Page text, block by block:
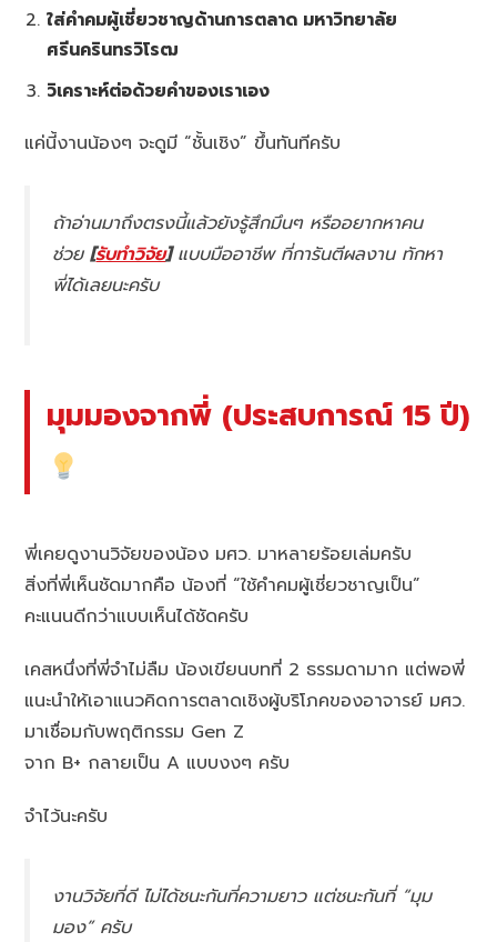
ใส่คำคมผู้เชี่ยวชาญด้านการตลาด มหาวิทยาลัย
ศรีนครินทรวิโรฒ
วิเคราะห์ต่อด้วยคำของเราเอง
แค่นี้งานน้องๆ จะดูมี “ชั้นเชิง” ขึ้นทันทีครับ
ถ้าอ่านมาถึงตรงนี้แล้วยังรู้สึกมึนๆ หรืออยากหาคน
ช่วย[รับทำวิจัย]แบบมืออาชีพ ที่การันตีผลงาน ทักหา
พี่ได้เลยนะครับ
มุมมองจากพี่ (ประสบการณ์ 15 ปี)
พี่เคยดูงานวิจัยของน้อง มศว. มาหลายร้อยเล่มครับ
สิ่งที่พี่เห็นชัดมากคือ น้องที่ “ใช้คำคมผู้เชี่ยวชาญเป็น”
คะแนนดีกว่าแบบเห็นได้ชัดครับ
เคสหนึ่งที่พี่จำไม่ลืม น้องเขียนบทที่ 2 ธรรมดามาก แต่พอพี่
แนะนำให้เอาแนวคิดการตลาดเชิงผู้บริโภคของอาจารย์ มศว.
มาเชื่อมกับพฤติกรรม Gen Z
จาก B+ กลายเป็น A แบบงงๆ ครับ
จำไว้นะครับ
งานวิจัยที่ดี ไม่ได้ชนะกันที่ความยาว แต่ชนะกันที่ “มุม
มอง” ครับ